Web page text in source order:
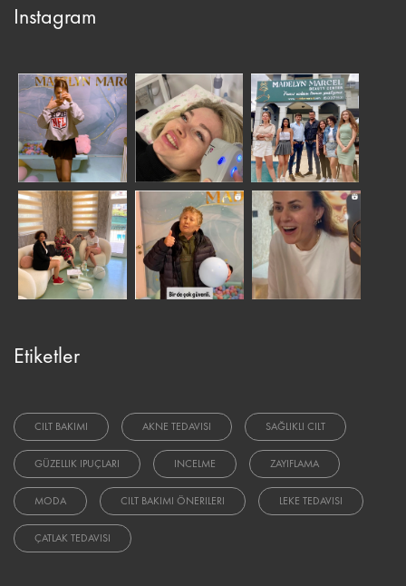
Etiketler
CILT BAKIMI AKNE TEDAVISI SAĞLIKLI CILT
GÜZELLIK IPUÇLARI INCELME ZAYIFLAMA
MODA CILT BAKIMI ÖNERILERI LEKE TEDAVISI
ÇATLAK TEDAVISI
Instagram